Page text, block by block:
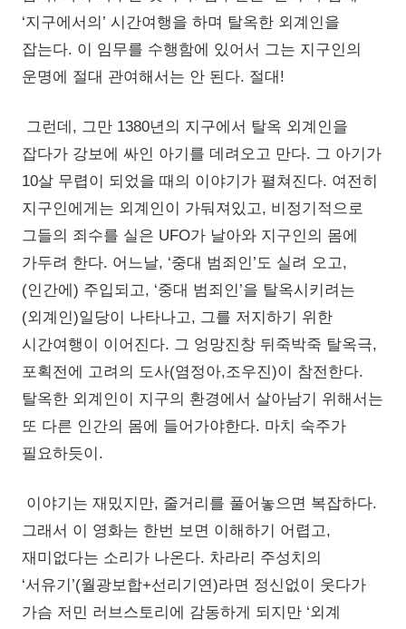
‘지구에서의’ 시간여행을 하며 탈옥한 외계인을
잡는다. 이 임무를 수행함에 있어서 그는 지구인의
운명에 절대 관여해서는 안 된다. 절대!
그런데, 그만 1380년의 지구에서 탈옥 외계인을
잡다가 강보에 싸인 아기를 데려오고 만다. 그 아기가
10살 무렵이 되었을 때의 이야기가 펼쳐진다. 여전히
지구인에게는 외계인이 가둬져있고, 비정기적으로
그들의 죄수를 실은 UFO가 날아와 지구인의 몸에
가두려 한다. 어느날, ‘중대 범죄인’도 실려 오고,
(인간에) 주입되고, ‘중대 범죄인’을 탈옥시키려는
(외계인)일당이 나타나고, 그를 저지하기 위한
시간여행이 이어진다. 그 엉망진창 뒤죽박죽 탈옥극,
포획전에 고려의 도사(염정아,조우진)이 참전한다.
탈옥한 외계인이 지구의 환경에서 살아남기 위해서는
또 다른 인간의 몸에 들어가야한다. 마치 숙주가
필요하듯이.
이야기는 재밌지만, 줄거리를 풀어놓으면 복잡하다.
그래서 이 영화는 한번 보면 이해하기 어렵고,
재미없다는 소리가 나온다. 차라리 주성치의
‘서유기’(월광보합+선리기연)라면 정신없이 웃다가
가슴 저민 러브스토리에 감동하게 되지만 ‘외계